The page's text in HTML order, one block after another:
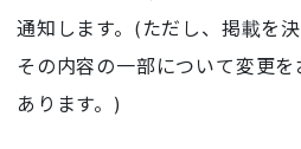
通知します。(ただし、掲載を
その内容の一部について変更
あります。)